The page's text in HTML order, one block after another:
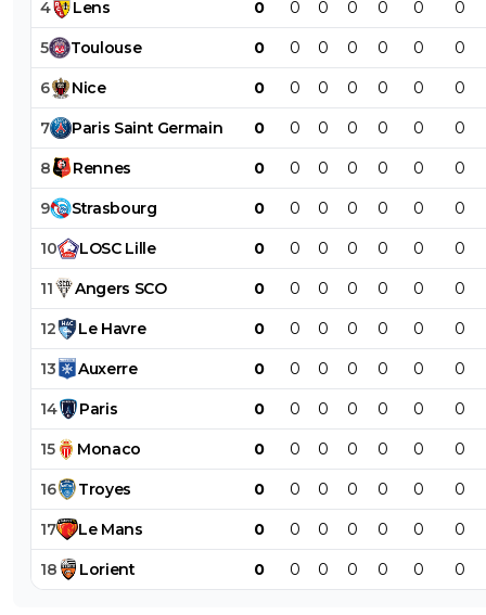
4 Lens 0 0 0 0 0 0 0
5 Toulouse 0 0 0 0 0 0 0
6 Nice 0 0 0 0 0 0 0
7 Paris Saint Germain 0 0 0 0 0 0 0
8 Rennes 0 0 0 0 0 0 0
9 Strasbourg 0 0 0 0 0 0 0
10 LOSC Lille 0 0 0 0 0 0 0
11 Angers SCO 0 0 0 0 0 0 0
12 Le Havre 0 0 0 0 0 0 0
13 Auxerre 0 0 0 0 0 0 0
14 Paris 0 0 0 0 0 0 0
15 Monaco 0 0 0 0 0 0 0
16 Troyes 0 0 0 0 0 0 0
17 Le Mans 0 0 0 0 0 0 0
18 Lorient 0 0 0 0 0 0 0